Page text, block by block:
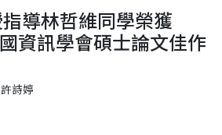
導林哲維同學榮獲
資訊學會碩士論文佳作
許詩婷